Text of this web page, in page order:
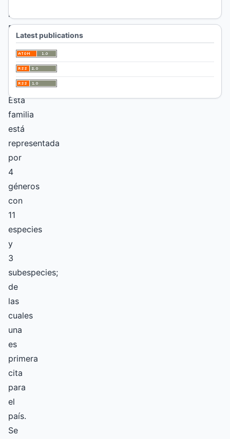
la
Provincia
de
La
Pampa.
Argentina.
Esta
familia
está
representada
por
4
géneros
con
11
especies
y
3
subespecies;
de
las
cuales
una
es
primera
cita
para
el
país.
Se
Latest publications